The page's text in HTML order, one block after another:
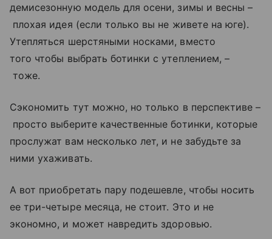
демисезонную модель для осени, зимы и весны –
плохая идея (если только вы не живете на юге).
Утепляться шерстяными носками, вместо
того чтобы выбрать ботинки с утеплением, –
тоже.
Сэкономить тут можно, но только в перспективе –
просто выберите качественные ботинки, которые
прослужат вам несколько лет, и не забудьте за
ними ухаживать.
А вот приобретать пару подешевле, чтобы носить
ее три-четыре месяца, не стоит. Это и не
экономно, и может навредить здоровью.